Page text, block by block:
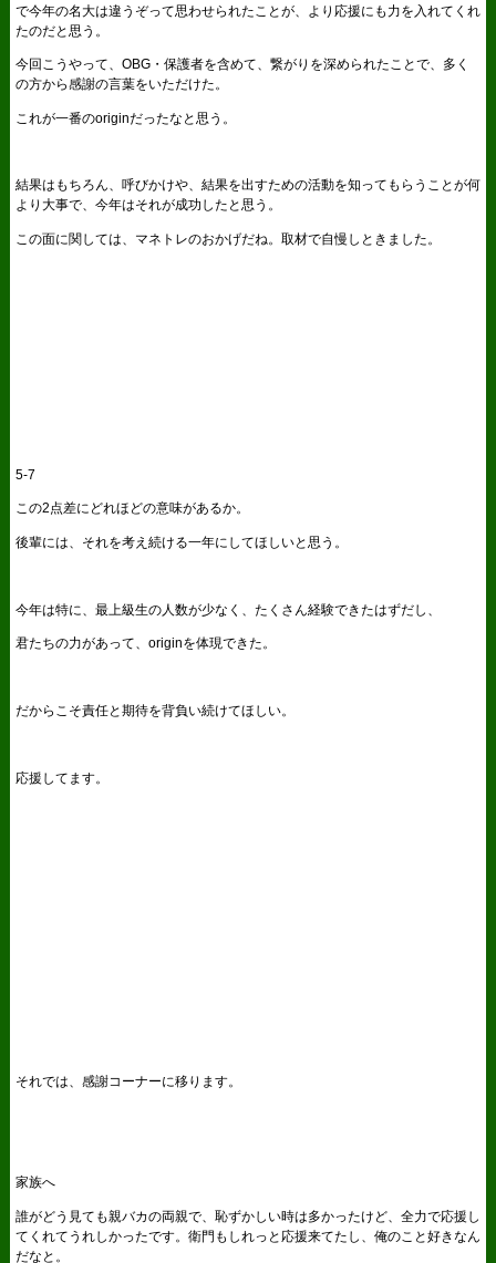
で今年の名大は違うぞって思わせられたことが、より応援にも力を入れてくれ
たのだと思う。
今回こうやって、OBG・保護者を含めて、繋がりを深められたことで、多く
の方から感謝の言葉をいただけた。
これが一番のoriginだったなと思う。
結果はもちろん、呼びかけや、結果を出すための活動を知ってもらうことが何
より大事で、今年はそれが成功したと思う。
この面に関しては、マネトレのおかげだね。取材で自慢しときました。
5-7
この2点差にどれほどの意味があるか。
後輩には、それを考え続ける一年にしてほしいと思う。
今年は特に、最上級生の人数が少なく、たくさん経験できたはずだし、
君たちの力があって、originを体現できた。
だからこそ責任と期待を背負い続けてほしい。
応援してます。
それでは、感謝コーナーに移ります。
家族へ
誰がどう見ても親バカの両親で、恥ずかしい時は多かったけど、全力で応援し
てくれてうれしかったです。衛門もしれっと応援来てたし、俺のこと好きなん
だなと。